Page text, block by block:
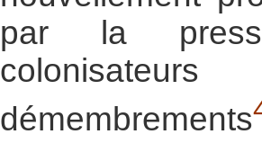
par la
démembrements